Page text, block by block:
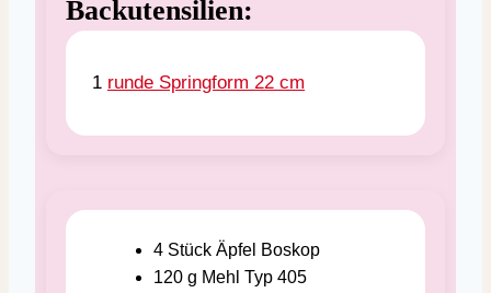
Backutensilien:
1 runde Springform 22 cm
4 Stück Äpfel Boskop
120 g Mehl Typ 405